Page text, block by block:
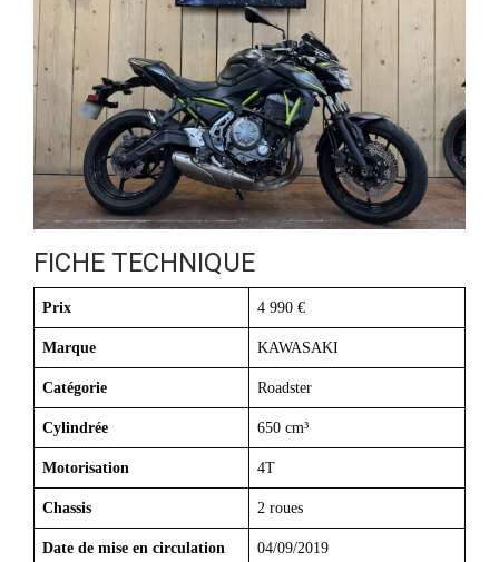
FICHE TECHNIQUE
Prix 4 990 €
Marque KAWASAKI
Catégorie Roadster
Cylindrée 650 cm³
Motorisation 4T
Chassis 2 roues
Date de mise en circulation 04/09/2019